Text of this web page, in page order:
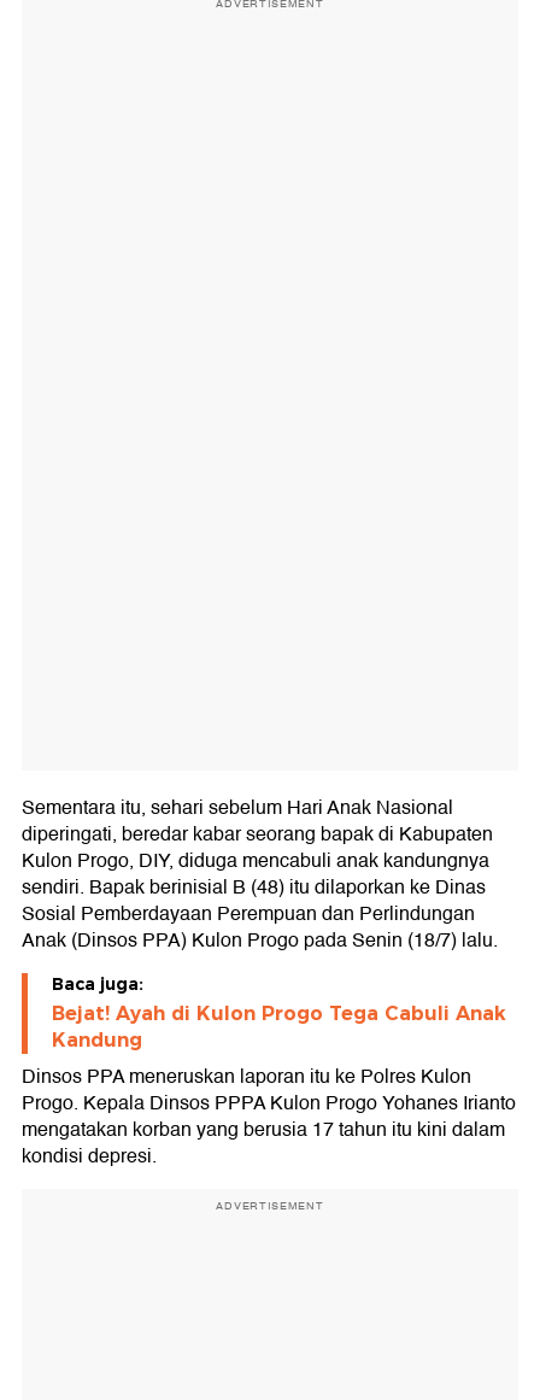
ADVERTISEMENT
Sementara itu, sehari sebelum Hari Anak Nasional
diperingati, beredar kabar seorang bapak di Kabupaten
Kulon Progo, DIY, diduga mencabuli anak kandungnya
sendiri. Bapak berinisial B (48) itu dilaporkan ke Dinas
Sosial Pemberdayaan Perempuan dan Perlindungan
Anak (Dinsos PPA) Kulon Progo pada Senin (18/7) lalu.
Baca juga:
Bejat! Ayah di Kulon Progo Tega Cabuli Anak
Kandung
Dinsos PPA meneruskan laporan itu ke Polres Kulon
Progo. Kepala Dinsos PPPA Kulon Progo Yohanes Irianto
mengatakan korban yang berusia 17 tahun itu kini dalam
kondisi depresi.
ADVERTISEMENT